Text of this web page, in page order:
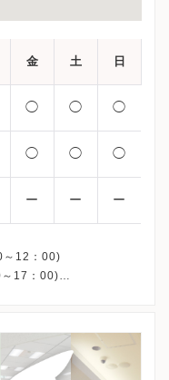
金 土 日
◯ ◯ ◯
◯ ◯ ◯
ー ー ー
～12：00)
17：00)